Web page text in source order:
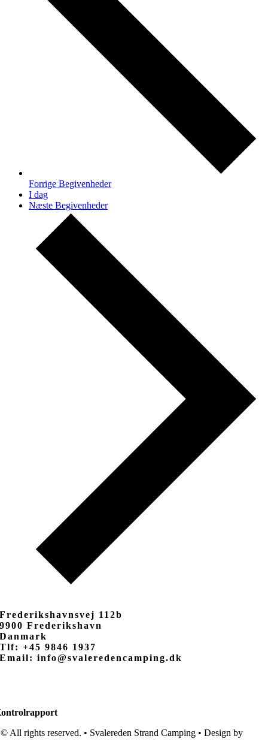
Forrige Begivenheder
I dag
Næste Begivenheder
Frederikshavnsvej 112b
9900 Frederikshavn
Danmark
Tlf: +45 9846 1937
Email: info@svaleredencamping.dk
© All rights reserved. • Svalereden Strand Camping • Design by